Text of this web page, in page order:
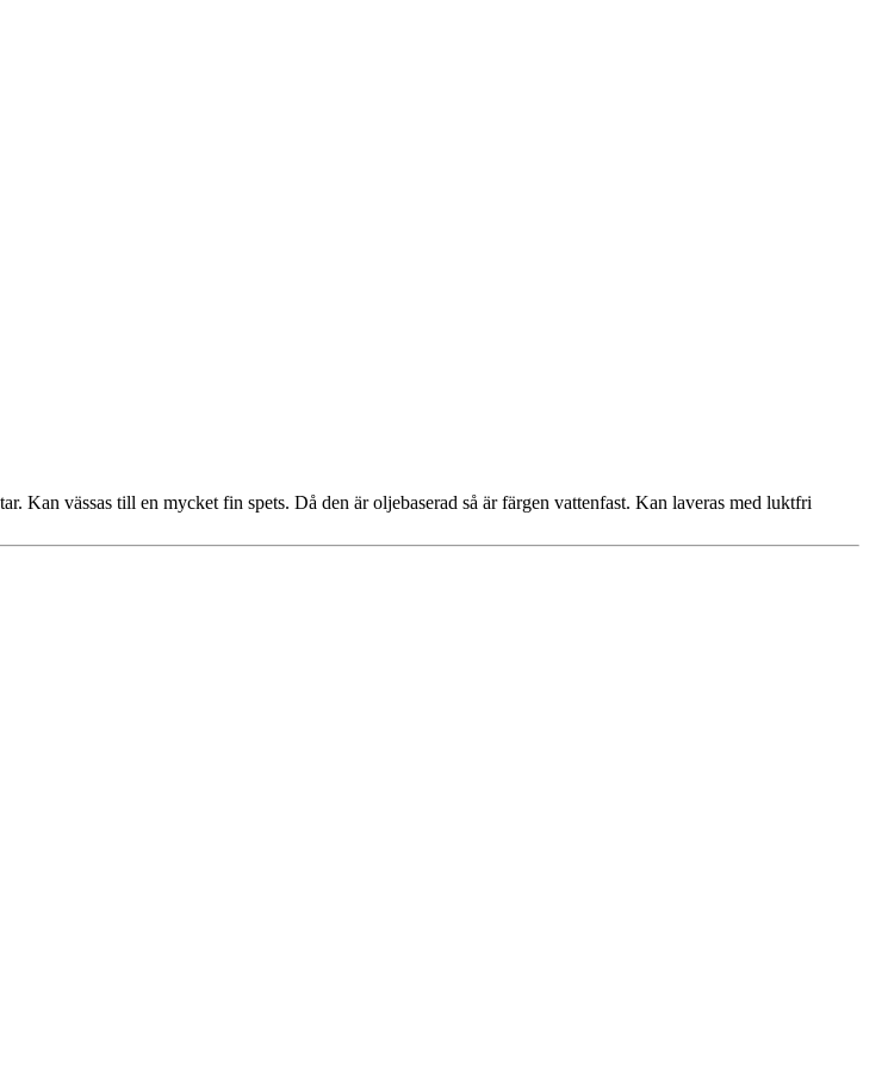
Kan vässas till en mycket fin spets. Då den är oljebaserad så är färgen vattenfast. Kan laveras med luktfri